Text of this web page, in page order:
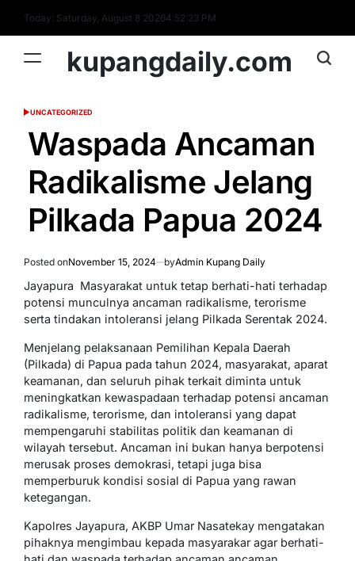
content
Today: Saturday, August 8 20264:52:23 PM
kupangdaily.com
POSTED
UNCATEGORIZED
Waspada Ancaman
Radikalisme Jelang
Pilkada Papua 2024
Posted onNovember 15, 2024 byAdmin Kupang Daily
Jayapura  Masyarakat untuk tetap berhati-hati terhadap
potensi munculnya ancaman radikalisme, terorisme
serta tindakan intoleransi jelang Pilkada Serentak 2024.
Menjelang pelaksanaan Pemilihan Kepala Daerah
(Pilkada) di Papua pada tahun 2024, masyarakat, aparat
keamanan, dan seluruh pihak terkait diminta untuk
meningkatkan kewaspadaan terhadap potensi ancaman
radikalisme, terorisme, dan intoleransi yang dapat
mempengaruhi stabilitas politik dan keamanan di
wilayah tersebut. Ancaman ini bukan hanya berpotensi
merusak proses demokrasi, tetapi juga bisa
memperburuk kondisi sosial di Papua yang rawan
ketegangan.
Kapolres Jayapura, AKBP Umar Nasatekay mengatakan
pihaknya mengimbau kepada masyarakar agar berhati-